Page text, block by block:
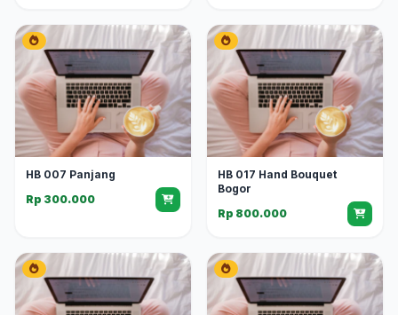
HB 007 Panjang
Rp 300.000
HB 017 Hand Bouquet
Bogor
Rp 800.000